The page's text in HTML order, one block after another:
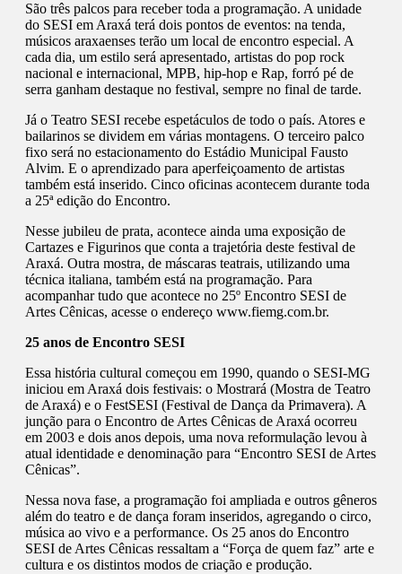
São três palcos para receber toda a programação. A unidade
do SESI em Araxá terá dois pontos de eventos: na tenda,
músicos araxaenses terão um local de encontro especial. A
cada dia, um estilo será apresentado, artistas do pop rock
nacional e internacional, MPB, hip-hop e Rap, forró pé de
serra ganham destaque no festival, sempre no final de tarde.
Já o Teatro SESI recebe espetáculos de todo o país. Atores e
bailarinos se dividem em várias montagens. O terceiro palco
fixo será no estacionamento do Estádio Municipal Fausto
Alvim. E o aprendizado para aperfeiçoamento de artistas
também está inserido. Cinco oficinas acontecem durante toda
a 25ª edição do Encontro.
Nesse jubileu de prata, acontece ainda uma exposição de
Cartazes e Figurinos que conta a trajetória deste festival de
Araxá. Outra mostra, de máscaras teatrais, utilizando uma
técnica italiana, também está na programação. Para
acompanhar tudo que acontece no 25º Encontro SESI de
Artes Cênicas, acesse o endereço www.fiemg.com.br.
25 anos de Encontro SESI
Essa história cultural começou em 1990, quando o SESI-MG
iniciou em Araxá dois festivais: o Mostrará (Mostra de Teatro
de Araxá) e o FestSESI (Festival de Dança da Primavera). A
junção para o Encontro de Artes Cênicas de Araxá ocorreu
em 2003 e dois anos depois, uma nova reformulação levou à
atual identidade e denominação para “Encontro SESI de Artes
Cênicas”.
Nessa nova fase, a programação foi ampliada e outros gêneros
além do teatro e de dança foram inseridos, agregando o circo,
música ao vivo e a performance. Os 25 anos do Encontro
SESI de Artes Cênicas ressaltam a “Força de quem faz” arte e
cultura e os distintos modos de criação e produção.